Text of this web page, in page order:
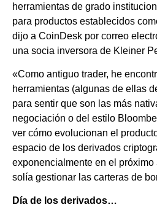
herramientas de grado
para productos establecidos
dijo a CoinDesk por correo
una socia inversora de Kleiner
«Como antiguo trader, he
herramientas (algunas de ellas
para sentir que son las más
negociación o del estilo
ver cómo evolucionan el
espacio de los derivados
exponencialmente en el
solía gestionar las carteras de
Día de los derivados…